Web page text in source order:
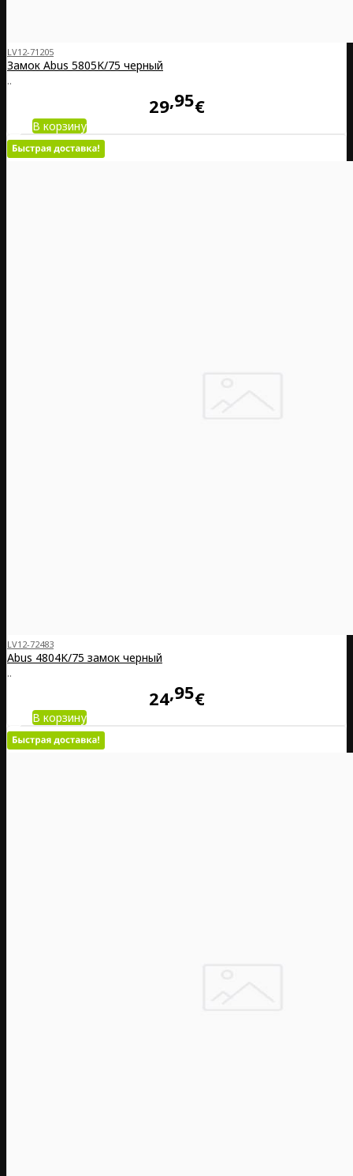
LV12-71205
Замок Abus 5805K/75 черный
..
29 95€
В корзину
LV12-72483
Abus 4804K/75 замок черный
..
24 95€
В корзину